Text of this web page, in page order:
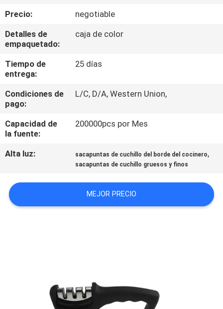
FÁBRICA
CONTROL
DE
CALIDAD
CONTACTA
CON
NOSOTROS
NOTICIAS
SOLICITAR
Precio:
negotiable
Detalles de
empaquetado:
caja de color
Tiempo de
entrega:
25 días
Condiciones de
pago:
L/C, D/A, Western Union,
Capacidad de
la fuente:
200000pcs por Mes
Alta luz: sacapuntas de cuchillo del borde del cocinero,
sacapuntas de cuchillo gruesos y finos
MEJOR PRECIO